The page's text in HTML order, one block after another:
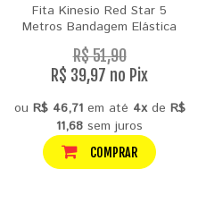
Fita Kinesio Red Star 5
Metros Bandagem Elástica
R$ 51,90
R$ 39,97 no Pix
ou R$ 46,71em até 4xde R$
11,68 sem juros
COMPRAR